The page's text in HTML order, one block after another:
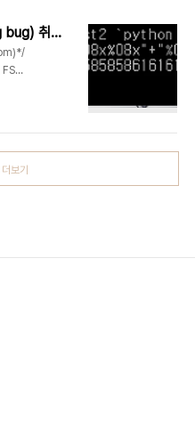
단
내
포맷 스트링 버그(Format string bug) 취약점이란?
자
보기